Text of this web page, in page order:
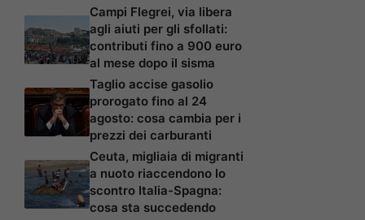
Campi Flegrei, via libera
agli aiuti per gli sfollati:
contributi fino a 900 euro
al mese dopo il sisma
Taglio accise gasolio
prorogato fino al 24
agosto: cosa cambia per i
prezzi dei carburanti
Ceuta, migliaia di migranti
a nuoto riaccendono lo
scontro Italia-Spagna:
cosa sta succedendo